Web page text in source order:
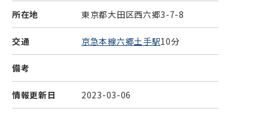
所在地 東京都大田区西六郷3-7-8
交通 京急本線六郷土手駅10分
備考
情報更新日 2023-03-06